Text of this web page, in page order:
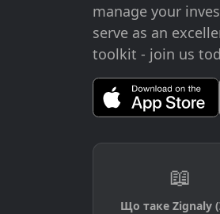
manage your
serve as an
toolkit - join us
📖
Що таке Zignaly